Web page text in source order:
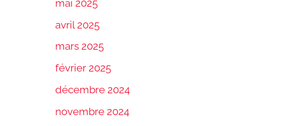
mai 2025
avril 2025
mars 2025
février 2025
décembre 2024
novembre 2024